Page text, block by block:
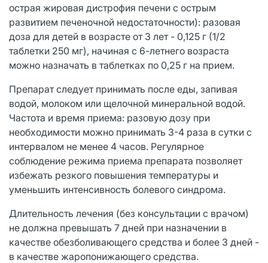
острая жировая дистрофия печени с острым
развитием печеночной недостаточности): разовая
доза для детей в возрасте от 3 лет - 0,125 г (1/2
таблетки 250 мг), начиная с 6-летнего возраста
можно назначать в таблетках по 0,25 г на прием.
Препарат следует принимать после еды, запивая
водой, молоком или щелочной минеральной водой.
Частота и время приема: разовую дозу при
необходимости можно принимать 3-4 раза в сутки с
интервалом не менее 4 часов. Регулярное
соблюдение режима приема препарата позволяет
избежать резкого повышения температуры и
уменьшить интенсивность болевого синдрома.
Длительность лечения (без консультации с врачом)
не должна превышать 7 дней при назначении в
качестве обезболивающего средства и более 3 дней -
в качестве жаропонижающего средства.